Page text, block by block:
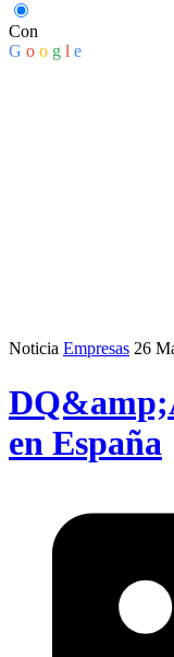
Con
G o o g l e
Noticia Empresas 26
en España